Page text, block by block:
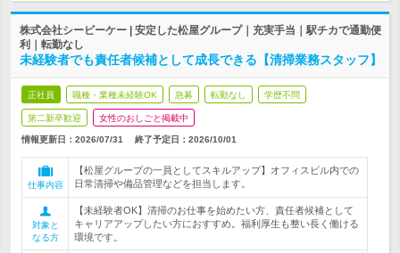
株式会社シービーケー | 安定した松屋グループ｜充実手当｜駅チカで通勤便
利｜転勤なし
未経験者でも責任者候補として成長できる【清掃業務スタッフ】
正社員 職種・業種未経験OK 急募 転勤なし 学歴不問
第二新卒歓迎 女性のおしごと掲載中
情報更新日：2026/07/31 終了予定日： 2026/10/01
仕事内容
【松屋グループの一員としてスキルアップ】オフィスビル内での
日常清掃や備品管理などを担当します。
対象と
なる方
【未経験者OK】清掃のお仕事を始めたい方、責任者候補として
キャリアアップしたい方におすすめ。福利厚生も整い長く働ける
環境です。